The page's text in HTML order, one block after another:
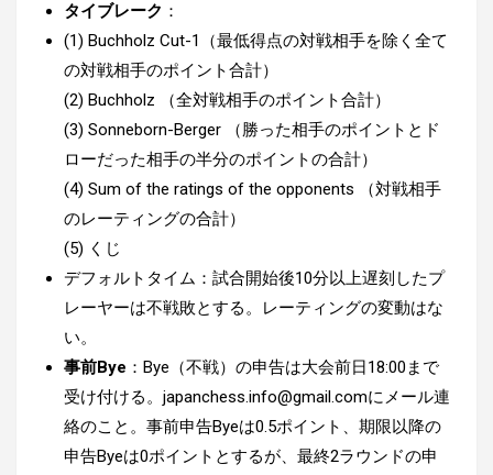
タイブレーク ：
(1) Buchholz Cut-1（最低得点の対戦相手を除く全て
の対戦相手のポイント合計）
(2) Buchholz （全対戦相手のポイント合計）
(3) Sonneborn-Berger （勝った相手のポイントとド
ローだった相手の半分のポイントの合計）
(4) Sum of the ratings of the opponents （対戦相手
のレーティングの合計）
(5) くじ
デフォルトタイム：試合開始後10分以上遅刻したプ
レーヤーは不戦敗とする。レーティングの変動はな
い。
事前Bye ：Bye（不戦）の申告は大会前日18:00まで
受け付ける。japanchess.info@gmail.comにメール連
絡のこと。事前申告Byeは0.5ポイント、期限以降の
申告Byeは0ポイントとするが、最終2ラウンドの申